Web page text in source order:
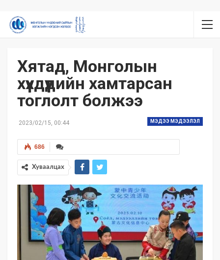
Хятад, Монголын
хүүхдүүдийн хамтарсан
тоглолт болжээ
МЭДЭЭ МЭДЭЭЛЭЛ
2023/02/15, 00:44
686
Хуваалцах